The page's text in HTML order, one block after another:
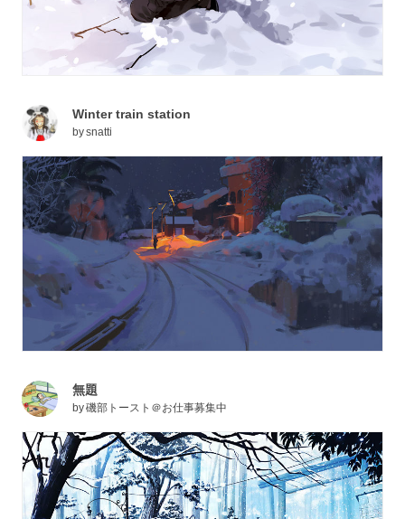
Winter train station
bysnatti
無題
by磯部トースト＠お仕事募集中